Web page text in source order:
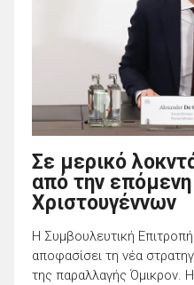
Σε μερικό
από την
Χριστουγέννων
Η Συμβουλευτική
αποφασίσει τη νέα
της παραλλαγής Όμικρον.